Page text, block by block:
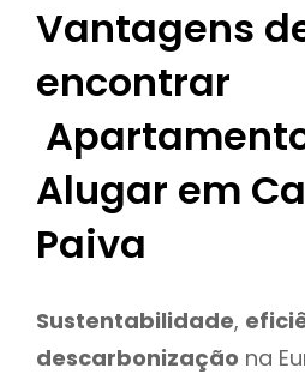
Vantagens
encontrar
Alugar em
Paiva
Sustentabilidade,
descarbonização na